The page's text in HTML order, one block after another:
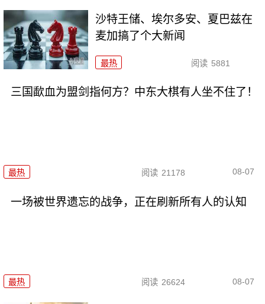
沙特王储、埃尔多安、夏巴兹在
麦加搞了个大新闻
最热 阅读 5881
三国歃血为盟剑指何方？中东大棋有人坐不住了！
最热 阅读 21178 08-07
一场被世界遗忘的战争，正在刷新所有人的认知
最热 阅读 26624 08-07